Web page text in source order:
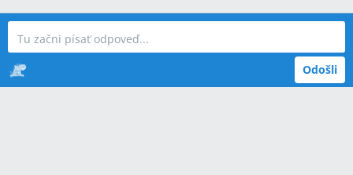
Odošli